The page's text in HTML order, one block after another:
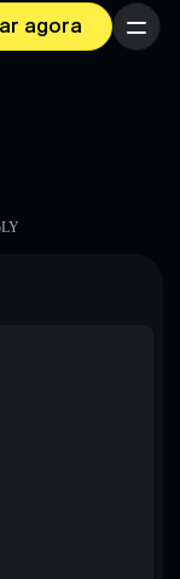
agora Menu